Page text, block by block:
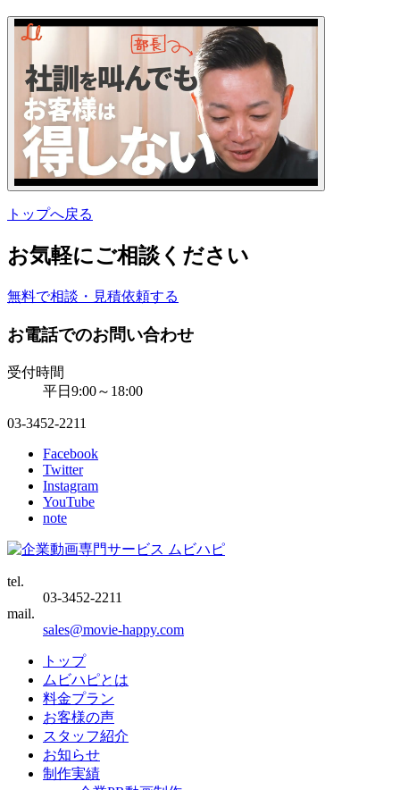
トップへ戻る
お気軽にご相談ください
無料で相談・見積依頼する
お電話でのお問い合わせ
受付時間
平日9:00～18:00
03-3452-2211
Facebook
Twitter
Instagram
YouTube
note
tel.
03-3452-2211
mail.
sales@movie-happy.com
トップ
ムビハピとは
料金プラン
お客様の声
スタッフ紹介
お知らせ
制作実績